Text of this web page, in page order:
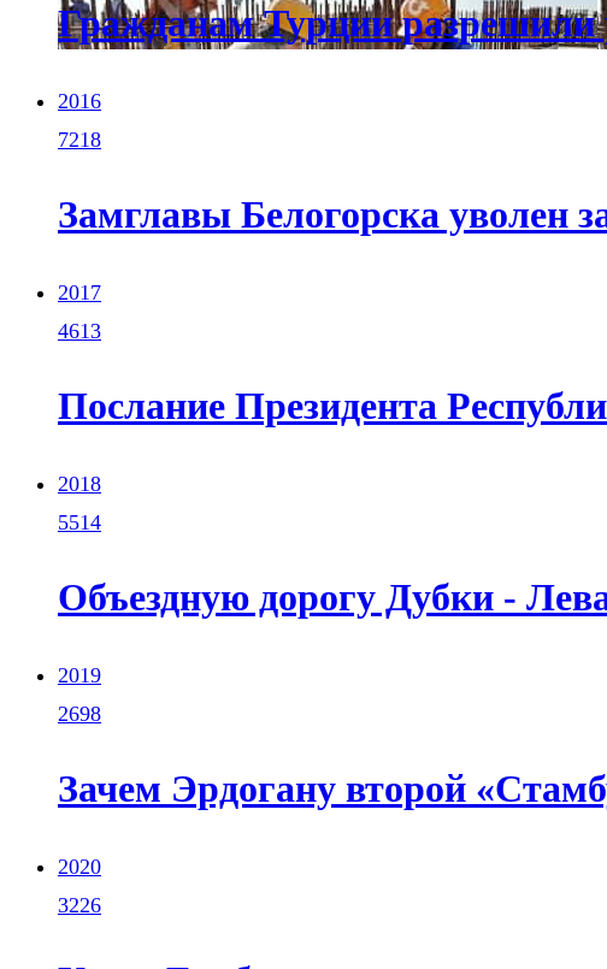
Гражданам Турции разрешили
2016
7218
Замглавы Белогорска уволен
2017
4613
Послание Президента
2018
5514
Объездную дорогу Дубки -
2019
2698
Зачем Эрдогану второй
2020
3226